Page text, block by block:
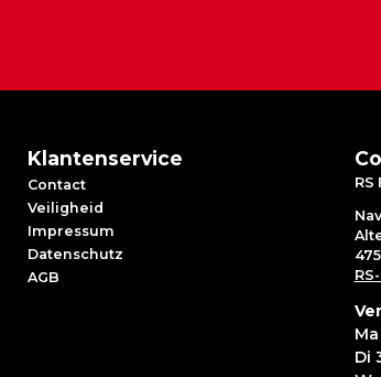
Klantenservice
Contact
Veiligheid
Impressum
Datenschutz
AGB
Di